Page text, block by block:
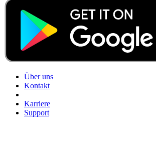
Über uns
Kontakt
Karriere
Support